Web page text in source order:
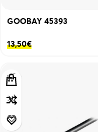
GOOBAY 45393
13,50€